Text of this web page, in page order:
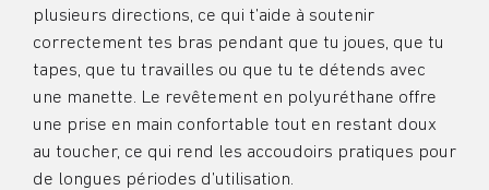
plusieurs directions, ce qui t’aide à soutenir
correctement tes bras pendant que tu joues, que tu
tapes, que tu travailles ou que tu te détends avec
une manette. Le revêtement en polyuréthane offre
une prise en main confortable tout en restant doux
au toucher, ce qui rend les accoudoirs pratiques pour
de longues périodes d’utilisation.